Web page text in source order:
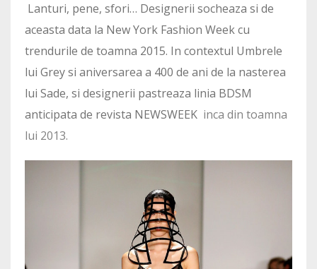
Lanturi, pene, sfori… Designerii socheaza si de
aceasta data la New York Fashion Week cu
trendurile de toamna 2015. In contextul Umbrele
lui Grey si aniversarea a 400 de ani de la nasterea
lui Sade, si designerii pastreaza linia BDSM
anticipata de revista NEWSWEEK inca din toamna
lui 2013.